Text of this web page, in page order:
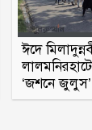
ঈদে
‘জশনে জুলুস’